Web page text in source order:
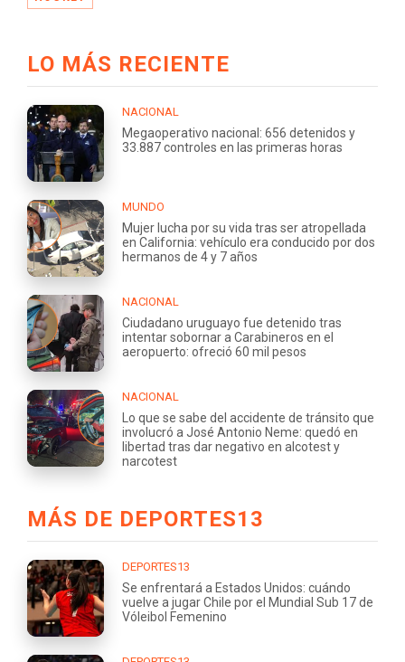
LO MÁS RECIENTE
NACIONAL
Megaoperativo nacional: 656 detenidos y
33.887 controles en las primeras horas
MUNDO
Mujer lucha por su vida tras ser atropellada
en California: vehículo era conducido por dos
hermanos de 4 y 7 años
NACIONAL
Ciudadano uruguayo fue detenido tras
intentar sobornar a Carabineros en el
aeropuerto: ofreció 60 mil pesos
NACIONAL
Lo que se sabe del accidente de tránsito que
involucró a José Antonio Neme: quedó en
libertad tras dar negativo en alcotest y
narcotest
MÁS DE DEPORTES13
DEPORTES13
Se enfrentará a Estados Unidos: cuándo
vuelve a jugar Chile por el Mundial Sub 17 de
Vóleibol Femenino